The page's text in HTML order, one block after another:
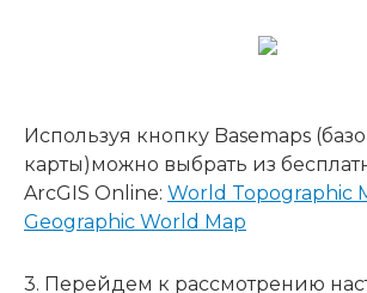
Используя кнопку Basemaps
карты)можно выбрать из
ArcGIS Online: World Topographic
Geographic World Map
3. Перейдем к рассмотрению